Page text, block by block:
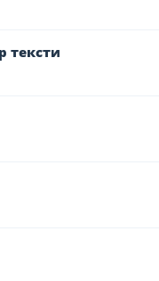
тексти